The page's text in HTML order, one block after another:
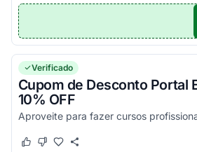
Verificado
Cupom de Desconto Portal
10% OFF
Este cupom funcionou
Este cupom não funcionou